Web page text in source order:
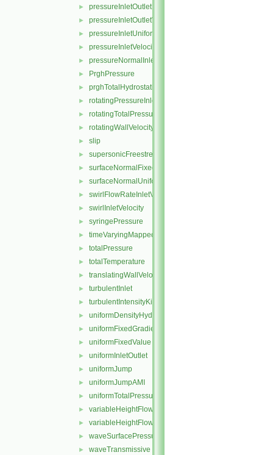
► pressureInletOutletParSlipVelocity
► pressureInletOutletVelocity
► pressureInletUniformVelocity
► pressureInletVelocity
► pressureNormalInletOutletVelocity
► PrghPressure
► prghTotalHydrostaticPressure
► rotatingPressureInletOutletVelocity
► rotatingTotalPressure
► rotatingWallVelocity
► slip
► supersonicFreestream
► surfaceNormalFixedValue
► surfaceNormalUniformFixedValue
► swirlFlowRateInletVelocity
► swirlInletVelocity
► syringePressure
► timeVaryingMappedFixedValue
► totalPressure
► totalTemperature
► translatingWallVelocity
► turbulentInlet
► turbulentIntensityKineticEnergyInlet
► uniformDensityHydrostaticPressure
► uniformFixedGradient
► uniformFixedValue
► uniformInletOutlet
► uniformJump
► uniformJumpAMI
► uniformTotalPressure
► variableHeightFlowRate
► variableHeightFlowRateInletVelocity
► waveSurfacePressure
► waveTransmissive